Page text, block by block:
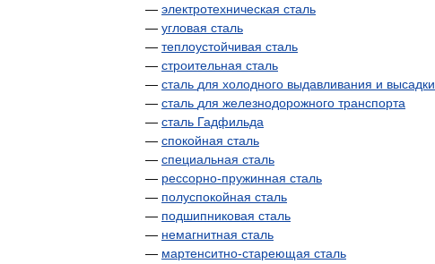
— электротехническая сталь
— угловая сталь
— теплоустойчивая сталь
— строительная сталь
— сталь для холодного выдавливания и высадки
— сталь для железнодорожного транспорта
— сталь Гадфильда
— спокойная сталь
— специальная сталь
— рессорно-пружинная сталь
— полуспокойная сталь
— подшипниковая сталь
— немагнитная сталь
— мартенситно-стареющая сталь